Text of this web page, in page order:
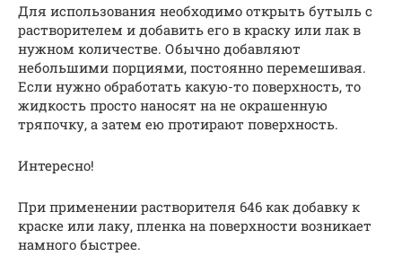
Для использования необходимо открыть бутыль с
растворителем и добавить его в краску или лак в
нужном количестве. Обычно добавляют
небольшими порциями, постоянно перемешивая.
Если нужно обработать какую-то поверхность, то
жидкость просто наносят на не окрашенную
тряпочку, а затем ею протирают поверхность.
Интересно!
При применении растворителя 646 как добавку к
краске или лаку, пленка на поверхности возникает
намного быстрее.